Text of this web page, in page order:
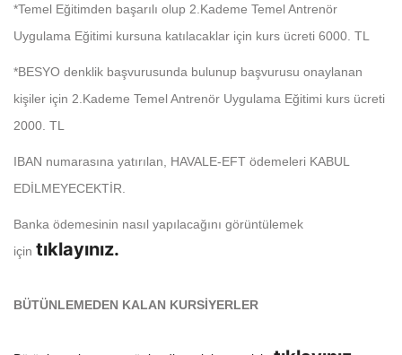
*Temel Eğitimden başarılı olup 2.Kademe Temel Antrenör
Uygulama Eğitimi kursuna katılacaklar için kurs ücreti 6000. TL
*BESYO denklik başvurusunda bulunup başvurusu onaylanan
kişiler için 2.Kademe Temel Antrenör Uygulama Eğitimi kurs ücreti
2000. TL
IBAN numarasına yatırılan, HAVALE-EFT ödemeleri KABUL
EDİLMEYECEKTİR.
Banka ödemesinin nasıl yapılacağını görüntülemek
için tıklayınız.
BÜTÜNLEMEDEN KALAN KURSİYERLER